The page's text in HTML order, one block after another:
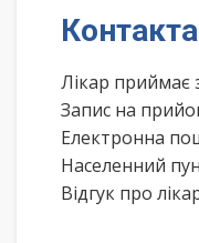
Лікар
Запис на
Електронна
Населенний
Відгук про